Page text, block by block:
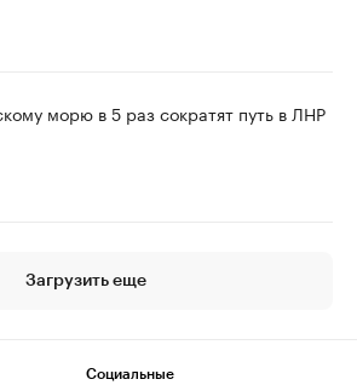
морю в 5 раз сократят путь в ЛНР
Загрузить еще
Социальные